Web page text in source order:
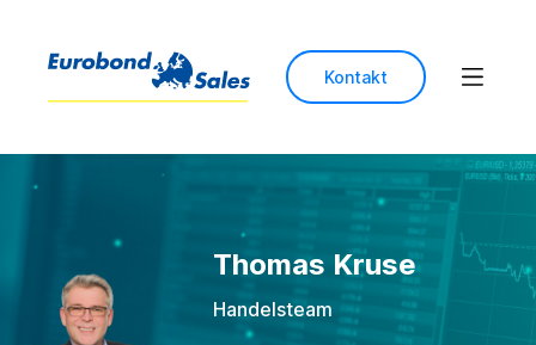
Kontakt
Thomas Kruse
Handelsteam